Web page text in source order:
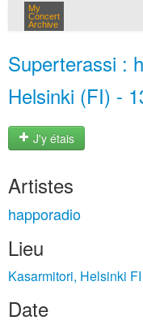
My
Concert
Archive
Superterassi :
Helsinki (FI) -
J'y étais
Artistes
happoradio
Lieu
Kasarmitori, Helsinki FI
Date